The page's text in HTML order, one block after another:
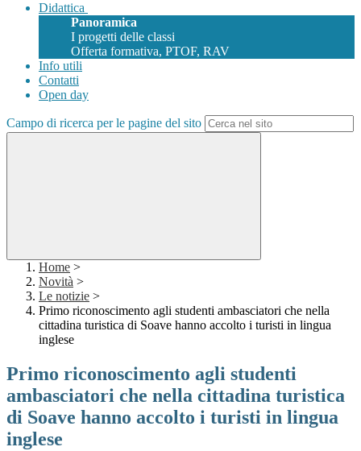
Didattica
Panoramica
I progetti delle classi
Offerta formativa, PTOF, RAV
Info utili
Contatti
Open day
Campo di ricerca per le pagine del sito
Home >
Novità >
Le notizie >
Primo riconoscimento agli studenti ambasciatori che nella
cittadina turistica di Soave hanno accolto i turisti in lingua
inglese
Primo riconoscimento agli studenti
ambasciatori che nella cittadina turistica
di Soave hanno accolto i turisti in lingua
inglese